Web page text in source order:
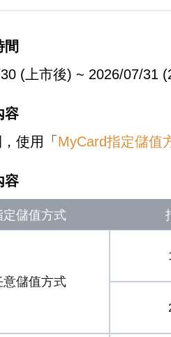
間
(上市後) ~ 2026/07/31
容
使用「 MyCard指定儲值
容
定儲值方式
意儲值方式